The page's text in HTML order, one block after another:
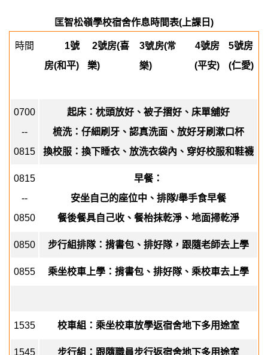
匡智松嶺學校宿舍作息時間表( 上課日 )
時間 1號
房(和平)
2號房(喜
樂)
3號房(常
樂)
4號房
(平安)
5號房
(仁愛)
0700
--
0815
起床：枕頭放好、被子摺好、床單舖好
梳洗：仔細刷牙、認真洗面、放好牙刷漱口杯
換校服：換下睡衣、放洗衣袋內、穿好校服和鞋襪
0815
--
0850
早餐：
安坐自己的座位中、排隊/舉手食早餐
餐後餐具自己收、餐枱抹乾淨、地面掃乾淨
0850 步行組排隊：揹書包、排好隊，跟隨老師去上學
0855 乘坐校車上學：揹書包、排好隊、乘校車去上學
1535 校車組：乘坐校車放學返宿舍地下多用途室
1545 步行組：跟隨職員步行返宿舍地下多用途室